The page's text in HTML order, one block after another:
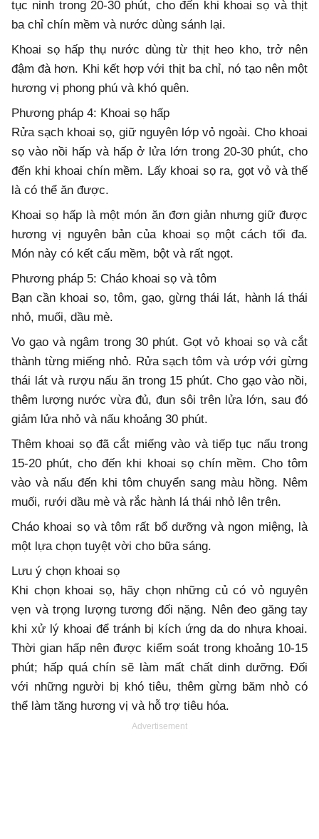
tục ninh trong 20-30 phút, cho đến khi khoai sọ và thịt
ba chỉ chín mềm và nước dùng sánh lại.
Khoai sọ hấp thụ nước dùng từ thịt heo kho, trở nên
đậm đà hơn. Khi kết hợp với thịt ba chỉ, nó tạo nên một
hương vị phong phú và khó quên.
Phương pháp 4: Khoai sọ hấp
Rửa sạch khoai sọ, giữ nguyên lớp vỏ ngoài. Cho khoai
sọ vào nồi hấp và hấp ở lửa lớn trong 20-30 phút, cho
đến khi khoai chín mềm. Lấy khoai sọ ra, gọt vỏ và thế
là có thể ăn được.
Khoai sọ hấp là một món ăn đơn giản nhưng giữ được
hương vị nguyên bản của khoai sọ một cách tối đa.
Món này có kết cấu mềm, bột và rất ngọt.
Phương pháp 5: Cháo khoai sọ và tôm
Bạn cần khoai sọ, tôm, gạo, gừng thái lát, hành lá thái
nhỏ, muối, dầu mè.
Vo gạo và ngâm trong 30 phút. Gọt vỏ khoai sọ và cắt
thành từng miếng nhỏ. Rửa sạch tôm và ướp với gừng
thái lát và rượu nấu ăn trong 15 phút. Cho gạo vào nồi,
thêm lượng nước vừa đủ, đun sôi trên lửa lớn, sau đó
giảm lửa nhỏ và nấu khoảng 30 phút.
Thêm khoai sọ đã cắt miếng vào và tiếp tục nấu trong
15-20 phút, cho đến khi khoai sọ chín mềm. Cho tôm
vào và nấu đến khi tôm chuyển sang màu hồng. Nêm
muối, rưới dầu mè và rắc hành lá thái nhỏ lên trên.
Cháo khoai sọ và tôm rất bổ dưỡng và ngon miệng, là
một lựa chọn tuyệt vời cho bữa sáng.
Lưu ý chọn khoai sọ
Khi chọn khoai sọ, hãy chọn những củ có vỏ nguyên
vẹn và trọng lượng tương đối nặng. Nên đeo găng tay
khi xử lý khoai để tránh bị kích ứng da do nhựa khoai.
Thời gian hấp nên được kiểm soát trong khoảng 10-15
phút; hấp quá chín sẽ làm mất chất dinh dưỡng. Đối
với những người bị khó tiêu, thêm gừng băm nhỏ có
thể làm tăng hương vị và hỗ trợ tiêu hóa.
Advertisement